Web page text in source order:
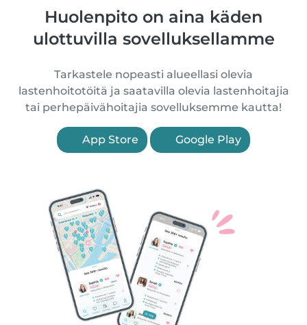
Huolenpito on aina käden
ulottuvilla sovelluksellamme
Tarkastele nopeasti alueellasi olevia
lastenhoitotöitä ja saatavilla olevia lastenhoitajia
tai perhepäivähoitajia sovelluksemme kautta!
App Store Google Play